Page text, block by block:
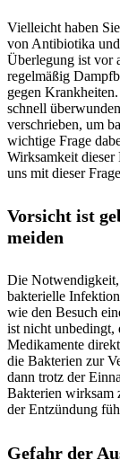
Vielleicht haben
von Antibiotika
Überlegung ist vor
regelmäßig
gegen
schnell
verschrieben, um
wichtige Frage
Wirksamkeit dieser
uns mit dieser
Vorsicht ist
meiden
Die
bakterielle
wie den Besuch
ist nicht unbedingt,
Medikamente
die Bakterien zur
dann trotz der
Bakterien wirksam
der Entzündung
Gefahr der